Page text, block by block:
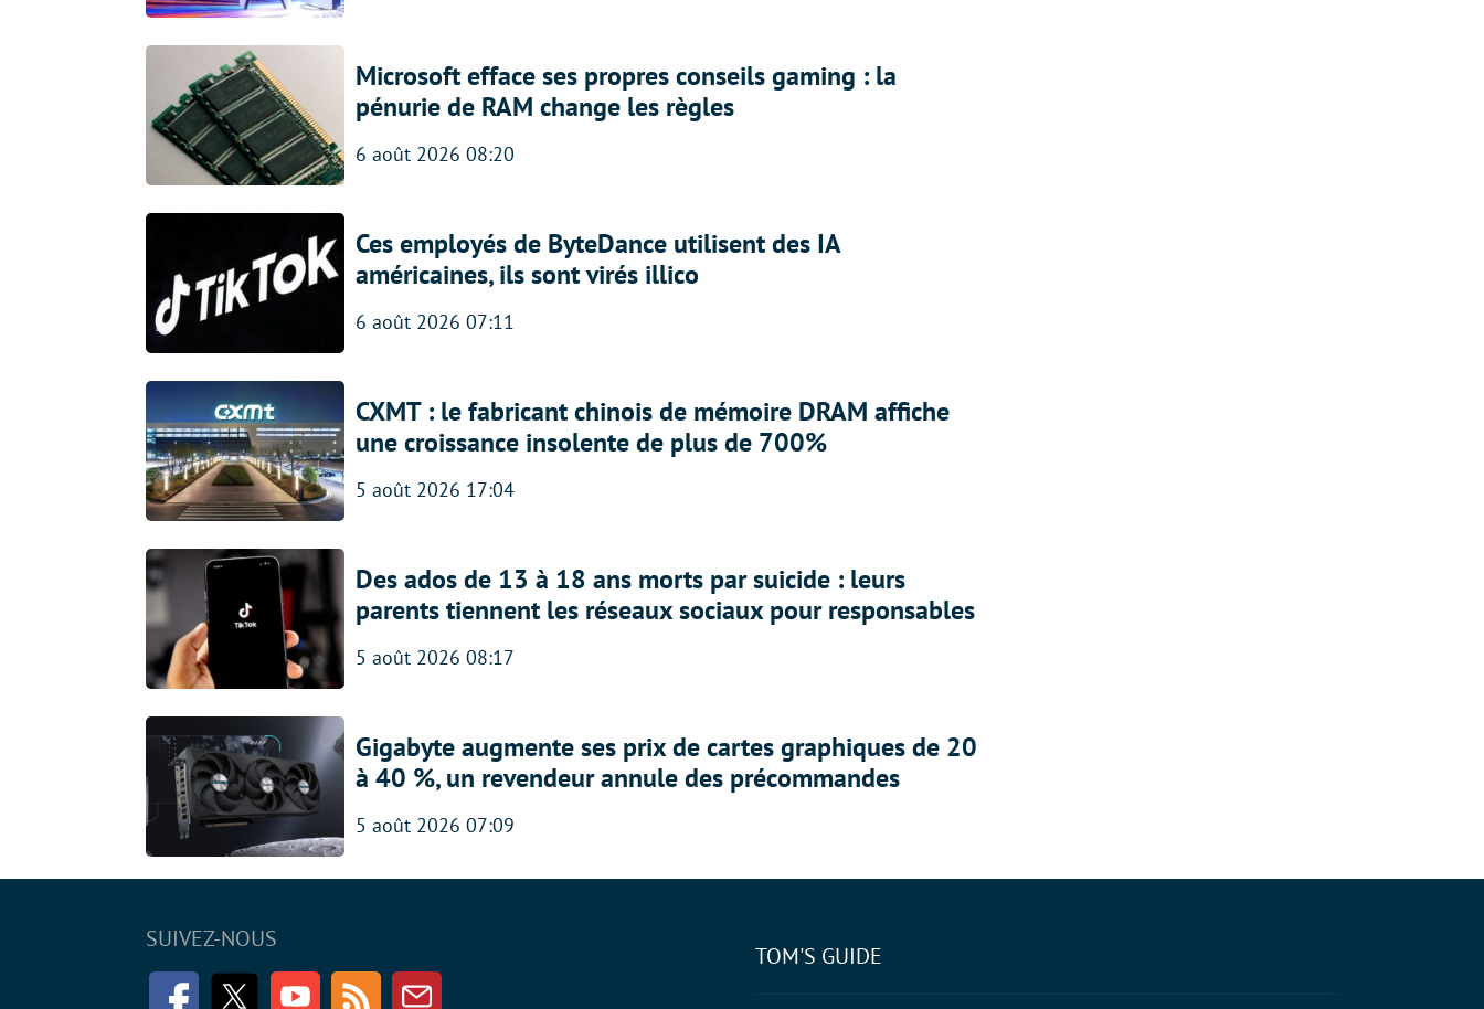
Microsoft efface ses propres conseils gaming : la
pénurie de RAM change les règles
6 août 2026 08:20
Ces employés de ByteDance utilisent des IA
américaines, ils sont virés illico
6 août 2026 07:11
CXMT : le fabricant chinois de mémoire DRAM affiche
une croissance insolente de plus de 700%
5 août 2026 17:04
Des ados de 13 à 18 ans morts par suicide : leurs
parents tiennent les réseaux sociaux pour responsables
5 août 2026 08:17
Gigabyte augmente ses prix de cartes graphiques de 20
à 40 %, un revendeur annule des précommandes
5 août 2026 07:09
SUIVEZ-NOUS
FacebookTwitter Youtube RSS Newsletter
TOM'S GUIDE